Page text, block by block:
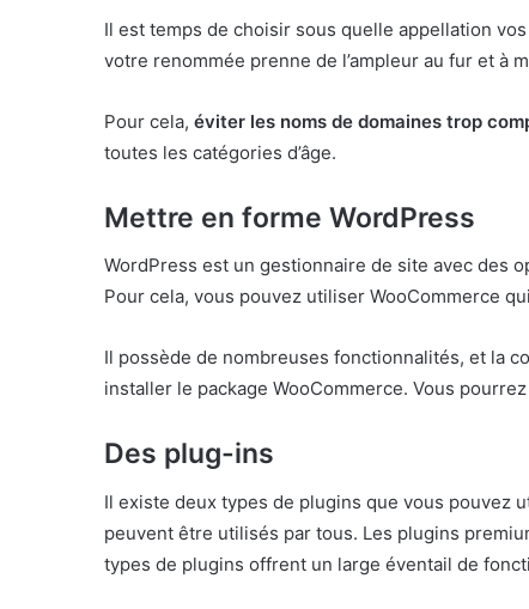
Il est temps de choisir sous quelle appellation
votre renommée prenne de l’ampleur au fur et à
Pour cela, éviter les noms de domaines trop
toutes les catégories d’âge.
Mettre en forme WordPress
WordPress est un gestionnaire de site avec des
Pour cela, vous pouvez utiliser WooCommerce
Il possède de nombreuses fonctionnalités, et la
installer le package WooCommerce. Vous
Des plug-ins
Il existe deux types de plugins que vous pouvez
peuvent être utilisés par tous. Les plugins
types de plugins offrent un large éventail de